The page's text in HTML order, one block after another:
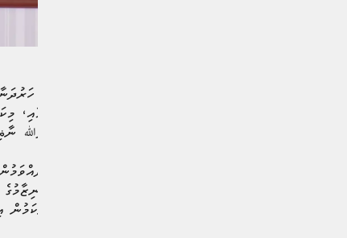
އަތޮޅުތަކުގެ ސިއްޙީ ޚިދުމަތް
ގުޅުން ކުޑަވުމުގެ
ކަމަށް ސިއްޙީ ވަޒީރު ޢަބްދުﷲ
ނޫސްވެރިންނަށް
ބޮޑު ކަންބޮޑުވުމަކީ ސިއްޙީ
ކަންބޮޑުވުންކަމަށެވެ.